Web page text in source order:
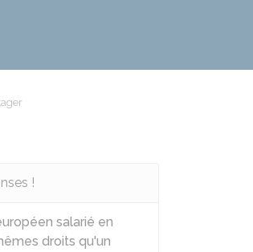
!
salarié en
droits qu'un